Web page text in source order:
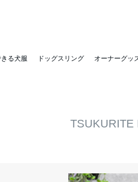
る犬服 ドッグスリング オーナーグッ
TSUKURITE